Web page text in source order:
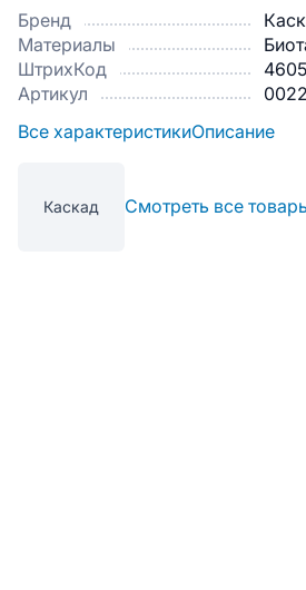
Бренд
Материалы
ШтрихКод
Артикул
Все характеристикиОписание
Каскад Смотреть все